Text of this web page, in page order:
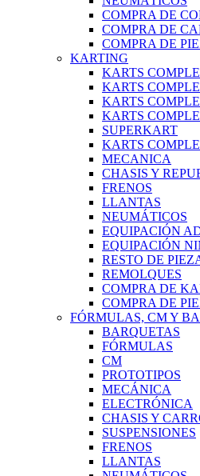
COMPRA DE
COMPRA DE
COMPRA DE
KARTING
KARTS
KARTS
KARTS
KARTS
SUPERKART
KARTS
MECANICA
CHASIS Y
FRENOS
LLANTAS
NEUMÁTICOS
EQUIPACIÓN
EQUIPACIÓN
RESTO DE
REMOLQUES
COMPRA DE
COMPRA DE
FÓRMULAS, CM Y
BARQUETAS
FÓRMULAS
CM
PROTOTIPOS
MECÁNICA
ELECTRÓNICA
CHASIS Y
SUSPENSIONES
FRENOS
LLANTAS